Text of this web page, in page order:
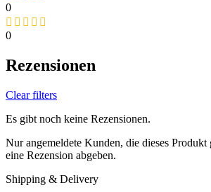
0
0
Rezensionen
Clear filters
Es gibt noch keine Rezensionen.
Nur angemeldete Kunden, die dieses Produkt
eine Rezension abgeben.
Shipping & Delivery